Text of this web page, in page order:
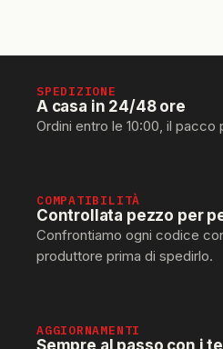
SPEDIZIONE
A casa in 24/48 ore
Ordini entro le 10:00, il
COMPATIBILITÀ
Controllata pezzo per
Confrontiamo ogni codice
produttore prima di spedirlo.
AGGIORNAMENTI
Sempre al passo con i